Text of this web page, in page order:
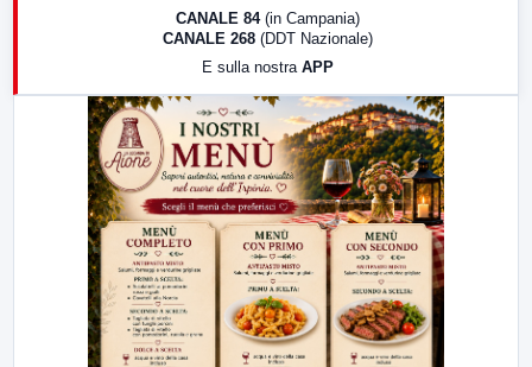
LabNews (replica)
CANALE 84 (in Campania)
CANALE 268 (DDT Nazionale)
E sulla nostra APP